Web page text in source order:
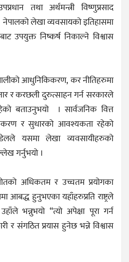
तथा अर्थमन्त्री विष्णुप्रसाद
नेपालको लेखा व्यवसायको इतिहासमा
उपयुक्त निष्कर्ष निकाल्ने विश्वास
आधुनिकिकरण, कर नीतिहरुमा
र करछली दुरुत्साहन गर्न सरकारले
बताउनुभयो । सार्वजनिक वित्त
र सुधारको आवश्यकता रहेको
यसमा लेखा व्यवसायीहरुको
गर्नुभयो ।
अधिकतम र उच्चतम प्रयोगका
आबद्ध हुनुभएका यहाँहरुप्रति राष्ट्रले
भन्नुभयो “त्यो अपेक्षा पूरा गर्न
र संगठित प्रयास हुनेछ भन्ने विश्वास